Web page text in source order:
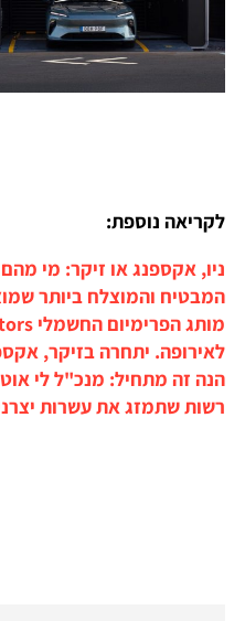
לקריאה נוספת:
ניו, אקספנג או זיקר: מי
המבטיח והמוצלח ביותר
לאירופה. יתחרה בזיקר,
הנה זה מתחיל: מנכ"ל לי
רשות שתמזג את עשרות